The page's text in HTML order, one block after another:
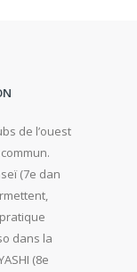
de l’ouest
(7e dan
dans la
(8e